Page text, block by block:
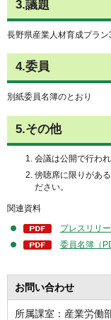
3.議題
長野県産業人材育成プラ
4.委員
別紙委員名簿のとおり
5.その他
会議は公開で行われ
傍聴席に限りがあ
ださい。
関連資料
プレスリリ
委員名簿（
お問い合わせ
所属課室：産業労働